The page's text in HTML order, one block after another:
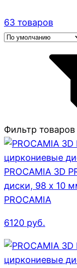
63 товаров
Фильтр товаров
PROCAMIA 3D
диски, 98 х 10
PROCAMIA
6120 руб.